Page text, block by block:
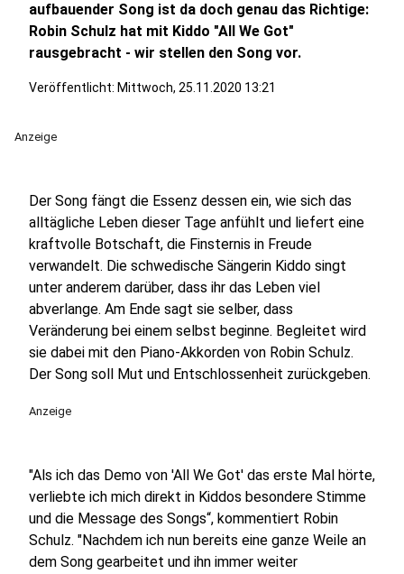
aufbauender Song ist da doch genau das Richtige:
Robin Schulz hat mit Kiddo "All We Got"
rausgebracht - wir stellen den Song vor.
Veröffentlicht: Mittwoch, 25.11.2020 13:21
Anzeige
Der Song fängt die Essenz dessen ein, wie sich das
alltägliche Leben dieser Tage anfühlt und liefert eine
kraftvolle Botschaft, die Finsternis in Freude
verwandelt. Die schwedische Sängerin Kiddo singt
unter anderem darüber, dass ihr das Leben viel
abverlange. Am Ende sagt sie selber, dass
Veränderung bei einem selbst beginne. Begleitet wird
sie dabei mit den Piano-Akkorden von Robin Schulz.
Der Song soll Mut und Entschlossenheit zurückgeben.
Anzeige
"Als ich das Demo von 'All We Got' das erste Mal hörte,
verliebte ich mich direkt in Kiddos besondere Stimme
und die Message des Songs“, kommentiert Robin
Schulz. "Nachdem ich nun bereits eine ganze Weile an
dem Song gearbeitet und ihn immer weiter